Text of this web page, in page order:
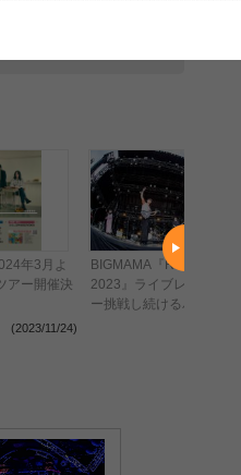
年3月よ
アー開催決
(2023/11/24)
BIGMAMA『RUSH BALL
2023』ライブレポートー
ー挑戦し続けるバンドの決